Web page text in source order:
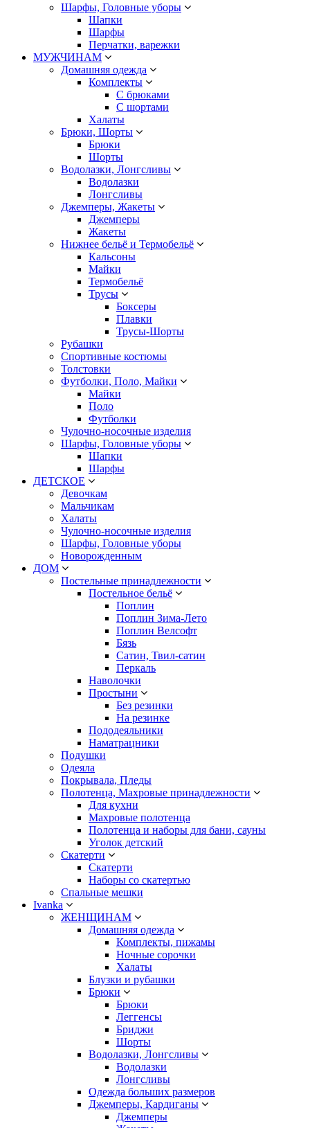
Шарфы, Головные уборы
Шапки
Шарфы
Перчатки, варежки
МУЖЧИНАМ
Домашняя одежда
Комплекты
С брюками
С шортами
Халаты
Брюки, Шорты
Брюки
Шорты
Водолазки, Лонгсливы
Водолазки
Лонгсливы
Джемперы, Жакеты
Джемперы
Жакеты
Нижнее бельё и Термобельё
Кальсоны
Майки
Термобельё
Трусы
Боксеры
Плавки
Трусы-Шорты
Рубашки
Спортивные костюмы
Толстовки
Футболки, Поло, Майки
Майки
Поло
Футболки
Чулочно-носочные изделия
Шарфы, Головные уборы
Шапки
Шарфы
ДЕТСКОЕ
Девочкам
Мальчикам
Халаты
Чулочно-носочные изделия
Шарфы, Головные уборы
Новорожденным
ДОМ
Постельные принадлежности
Постельное бельё
Поплин
Поплин Зима-Лето
Поплин Велсофт
Бязь
Сатин, Твил-сатин
Перкаль
Наволочки
Простыни
Без резинки
На резинке
Пододеяльники
Наматрацники
Подушки
Одеяла
Покрывала, Пледы
Полотенца, Махровые принадлежности
Для кухни
Махровые полотенца
Полотенца и наборы для бани, сауны
Уголок детский
Скатерти
Скатерти
Наборы со скатертью
Спальные мешки
Ivanka
ЖЕНЩИНАМ
Домашняя одежда
Комплекты, пижамы
Ночные сорочки
Халаты
Блузки и рубашки
Брюки
Брюки
Леггенсы
Бриджи
Шорты
Водолазки, Лонгсливы
Водолазки
Лонгсливы
Одежда больших размеров
Джемперы, Кардиганы
Джемперы